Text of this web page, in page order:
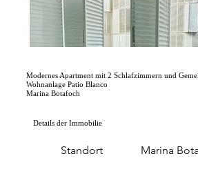
Modernes Apartment mit 2 Schlafzimmern und
Wohnanlage Patio Blanco
Marina Botafoch
Details der Immobilie
Standort Marina